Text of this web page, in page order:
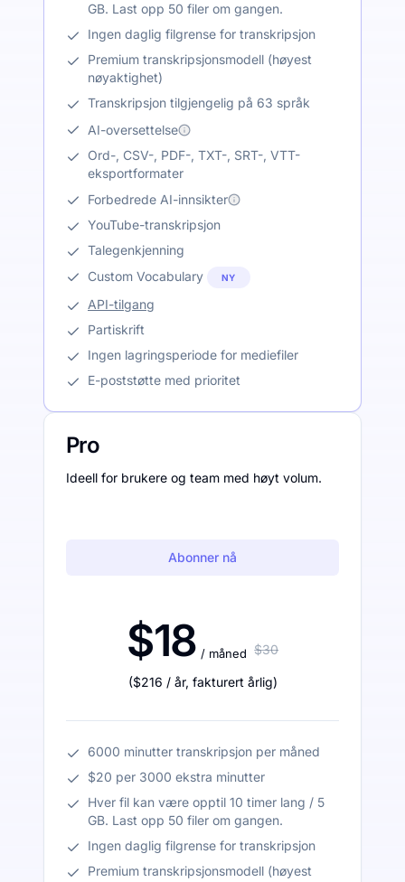
GB. Last opp 50 filer om gangen.
Ingen daglig filgrense for transkripsjon
Premium transkripsjonsmodell (høyest
nøyaktighet)
Transkripsjon tilgjengelig på 63 språk
AI-oversettelse
Ord-, CSV-, PDF-, TXT-, SRT-, VTT-
eksportformater
Forbedrede AI-innsikter
YouTube-transkripsjon
Talegenkjenning
Custom Vocabulary
NY
API-tilgang
Partiskrift
Ingen lagringsperiode for mediefiler
E-poststøtte med prioritet
Pro
Ideell for brukere og team med høyt volum.
Abonner nå
$18 / måned $30
($216 / år, fakturert årlig)
6000 minutter transkripsjon per måned
$20 per 3000 ekstra minutter
Hver fil kan være opptil 10 timer lang / 5
GB. Last opp 50 filer om gangen.
Ingen daglig filgrense for transkripsjon
Premium transkripsjonsmodell (høyest